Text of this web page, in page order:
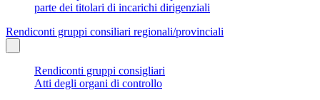
parte dei titolari di incarichi dirigenziali
Rendiconti gruppi consiliari regionali/provinciali
Rendiconti gruppi consigliari
Atti degli organi di controllo